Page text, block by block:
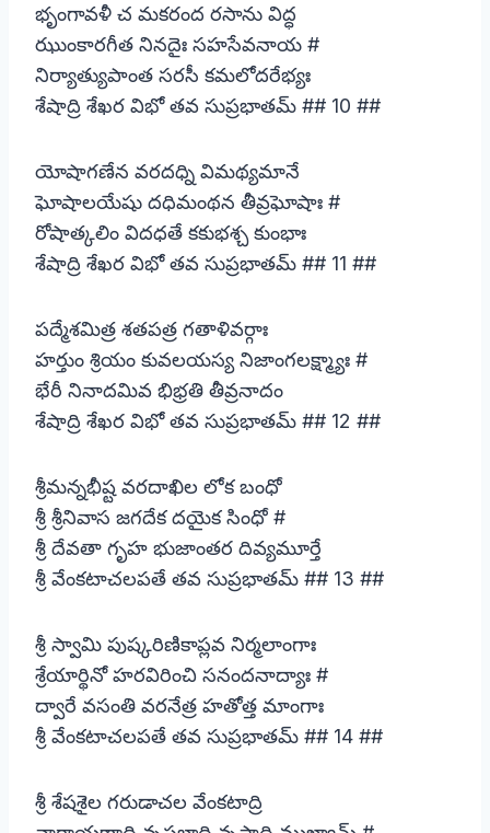
భృంగావళీ చ మకరంద రసాను విద్ధ
ఝుంకారగీత నినదైః సహసేవనాయ #
నిర్యాత్యుపాంత సరసీ కమలోదరేభ్యః
శేషాద్రి శేఖర విభో తవ సుప్రభాతమ్ ## 10 ##
యోషాగణేన వరదధ్ని విమథ్యమానే
ఘోషాలయేషు దధిమంథన తీవ్రఘోషాః #
రోషాత్కలిం విదధతే కకుభశ్చ కుంభాః
శేషాద్రి శేఖర విభో తవ సుప్రభాతమ్ ## 11 ##
పద్మేశమిత్ర శతపత్ర గతాళివర్గాః
హర్తుం శ్రియం కువలయస్య నిజాంగలక్ష్మ్యాః #
భేరీ నినాదమివ భిభ్రతి తీవ్రనాదం
శేషాద్రి శేఖర విభో తవ సుప్రభాతమ్ ## 12 ##
శ్రీమన్నభీష్ట వరదాఖిల లోక బంధో
శ్రీ శ్రీనివాస జగదేక దయైక సింధో #
శ్రీ దేవతా గృహ భుజాంతర దివ్యమూర్తే
శ్రీ వేంకటాచలపతే తవ సుప్రభాతమ్ ## 13 ##
శ్రీ స్వామి పుష్కరిణికాప్లవ నిర్మలాంగాః
శ్రేయార్థినో హరవిరించి సనందనాద్యాః #
ద్వారే వసంతి వరనేత్ర హతోత్త మాంగాః
శ్రీ వేంకటాచలపతే తవ సుప్రభాతమ్ ## 14 ##
శ్రీ శేషశైల గరుడాచల వేంకటాద్రి